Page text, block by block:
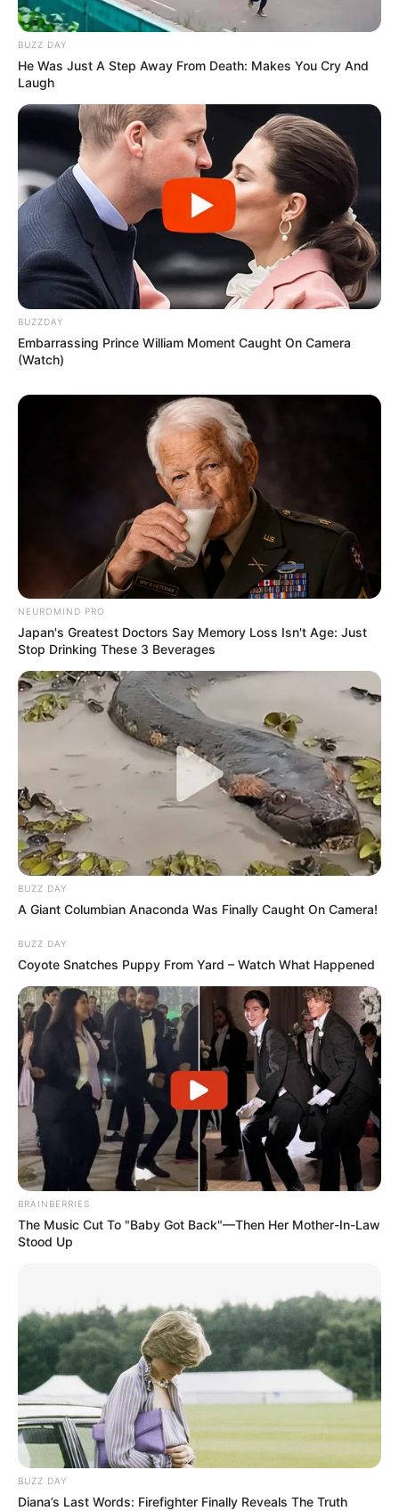
L’accès au site est 100% gratuit, on vous sollicite s.v.p
pour nous soutenir avec un petit clic sur un des
boutons, merci à vous.
BUZZ DAY
He Was Just A Step Away From Death: Makes You Cry And
Laugh
BUZZDAY
Embarrassing Prince William Moment Caught On Camera
(Watch)
NEUROMIND PRO
Japan's Greatest Doctors Say Memory Loss Isn't Age: Just
Stop Drinking These 3 Beverages
BUZZ DAY
A Giant Columbian Anaconda Was Finally Caught On Camera!
BUZZ DAY
Coyote Snatches Puppy From Yard – Watch What Happened
BRAINBERRIES
The Music Cut To "Baby Got Back"—Then Her Mother-In-Law
Stood Up
BUZZ DAY
Diana’s Last Words: Firefighter Finally Reveals The Truth